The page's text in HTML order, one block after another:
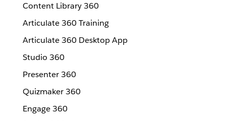
Content Library 360
Articulate 360 Training
Articulate 360 Desktop App
Studio 360
Presenter 360
Quizmaker 360
Engage 360